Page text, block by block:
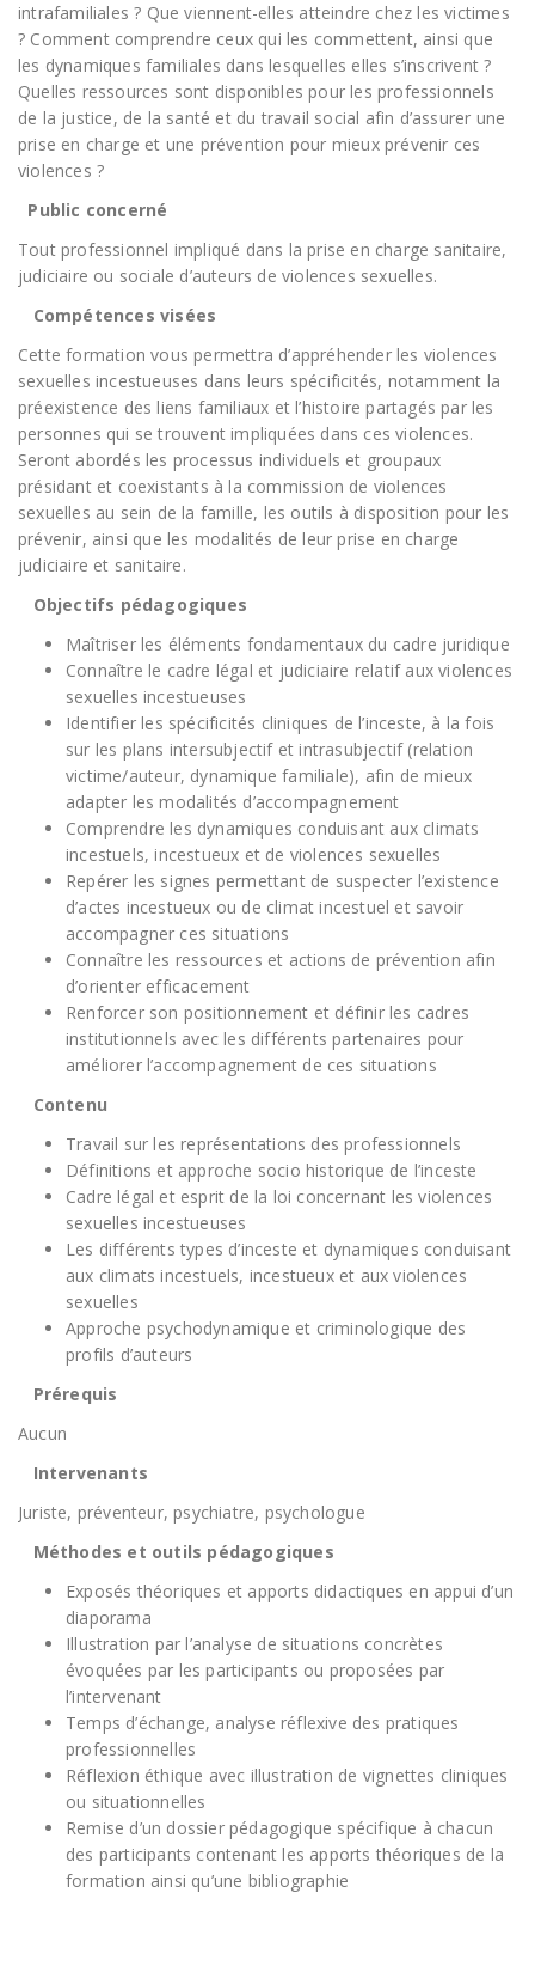
intrafamiliales ? Que viennent-elles atteindre chez les victimes
? Comment comprendre ceux qui les commettent, ainsi que
les dynamiques familiales dans lesquelles elles s’inscrivent ?
Quelles ressources sont disponibles pour les professionnels
de la justice, de la santé et du travail social afin d’assurer une
prise en charge et une prévention pour mieux prévenir ces
violences ?
Public concerné
Tout professionnel impliqué dans la prise en charge sanitaire,
judiciaire ou sociale d’auteurs de violences sexuelles.
Compétences visées
Cette formation vous permettra d’appréhender les violences
sexuelles incestueuses dans leurs spécificités, notamment la
préexistence des liens familiaux et l’histoire partagés par les
personnes qui se trouvent impliquées dans ces violences.
Seront abordés les processus individuels et groupaux
présidant et coexistants à la commission de violences
sexuelles au sein de la famille, les outils à disposition pour les
prévenir, ainsi que les modalités de leur prise en charge
judiciaire et sanitaire.
Objectifs pédagogiques
Maîtriser les éléments fondamentaux du cadre juridique
Connaître le cadre légal et judiciaire relatif aux violences
sexuelles incestueuses
Identifier les spécificités cliniques de l’inceste, à la fois
sur les plans intersubjectif et intrasubjectif (relation
victime/auteur, dynamique familiale), afin de mieux
adapter les modalités d’accompagnement
Comprendre les dynamiques conduisant aux climats
incestuels, incestueux et de violences sexuelles
Repérer les signes permettant de suspecter l’existence
d’actes incestueux ou de climat incestuel et savoir
accompagner ces situations
Connaître les ressources et actions de prévention afin
d’orienter efficacement
Renforcer son positionnement et définir les cadres
institutionnels avec les différents partenaires pour
améliorer l’accompagnement de ces situations
Contenu
Travail sur les représentations des professionnels
Définitions et approche socio historique de l’inceste
Cadre légal et esprit de la loi concernant les violences
sexuelles incestueuses
Les différents types d’inceste et dynamiques conduisant
aux climats incestuels, incestueux et aux violences
sexuelles
Approche psychodynamique et criminologique des
profils d’auteurs
Prérequis
Aucun
Intervenants
Juriste, préventeur, psychiatre, psychologue
Méthodes et outils pédagogiques
Exposés théoriques et apports didactiques en appui d’un
diaporama
Illustration par l’analyse de situations concrètes
évoquées par les participants ou proposées par
l’intervenant
Temps d’échange, analyse réflexive des pratiques
professionnelles
Réflexion éthique avec illustration de vignettes cliniques
ou situationnelles
Remise d’un dossier pédagogique spécifique à chacun
des participants contenant les apports théoriques de la
formation ainsi qu’une bibliographie